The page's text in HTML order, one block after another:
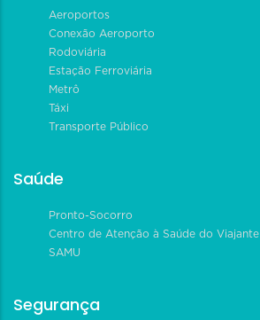
Aeroportos
Conexão Aeroporto
Rodoviária
Estação Ferroviária
Metrô
Táxi
Transporte Público
Saúde
Pronto-Socorro
Centro de Atenção à Saúde do Viajante
SAMU
Segurança